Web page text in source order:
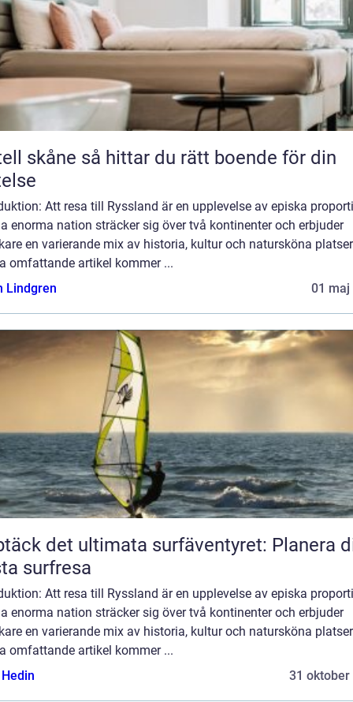
hittar du rätt boende för din
Att resa till Ryssland är en upplevelse av episka
enorma nation sträcker sig över två kontinenter och erbjuder
en varierande mix av historia, kultur och natursköna
omfattande artikel kommer ...
Lindgren
01 maj
det ultimata surfäventyret: Planera
surfresa
Att resa till Ryssland är en upplevelse av episka
enorma nation sträcker sig över två kontinenter och erbjuder
en varierande mix av historia, kultur och natursköna
omfattande artikel kommer ...
31 oktober